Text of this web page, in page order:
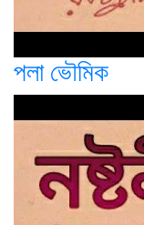
পলা ভৌমিক